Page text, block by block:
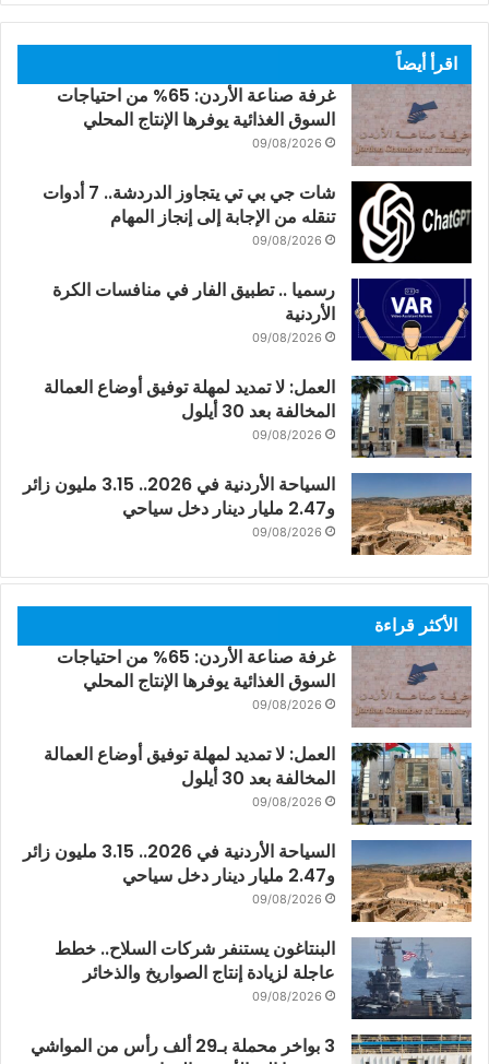
اقرأ أيضاً
غرفة صناعة الأردن: 65% من احتياجات
السوق الغذائية يوفرها الإنتاج المحلي
09/08/2026
شات جي بي تي يتجاوز الدردشة.. 7 أدوات
تنقله من الإجابة إلى إنجاز المهام
09/08/2026
رسميا .. تطبيق الفار في منافسات الكرة
الأردنية
09/08/2026
العمل: لا تمديد لمهلة توفيق أوضاع العمالة
المخالفة بعد 30 أيلول
09/08/2026
السياحة الأردنية في 2026.. 3.15 مليون زائر
و2.47 مليار دينار دخل سياحي
09/08/2026
الأكثر قراءة
غرفة صناعة الأردن: 65% من احتياجات
السوق الغذائية يوفرها الإنتاج المحلي
09/08/2026
العمل: لا تمديد لمهلة توفيق أوضاع العمالة
المخالفة بعد 30 أيلول
09/08/2026
السياحة الأردنية في 2026.. 3.15 مليون زائر
و2.47 مليار دينار دخل سياحي
09/08/2026
البنتاغون يستنفر شركات السلاح.. خطط
عاجلة لزيادة إنتاج الصواريخ والذخائر
09/08/2026
3 بواخر محملة بـ29 ألف رأس من المواشي